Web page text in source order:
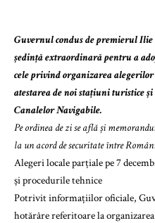
Guvernul condus de premierul
ședință extraordinară pentru a
cele privind organizarea
atestarea de noi stațiuni turistice
Canalelor Navigabile.
Pe ordinea de zi se află și
la un acord de securitate între
Alegeri locale parțiale pe 7
și procedurile tehnice
Potrivit informațiilor oficiale,
hotărâre referitoare la